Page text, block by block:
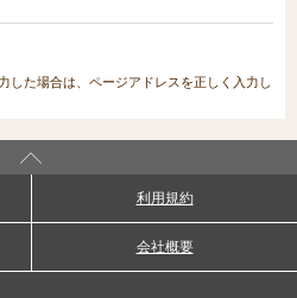
した場合は、ページアドレスを正しく入力し
利用規約
会社概要